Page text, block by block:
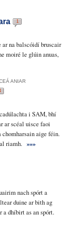
1
arnabalscóidí bruscair
moiré le glúin anuas,
ANIAR
i SAM, bhí
ar scéal uisce faoi
chomharsain aige féin.
riamh. »»»
nach spórta
duine ar bithag
adhíbirtas an spórt.